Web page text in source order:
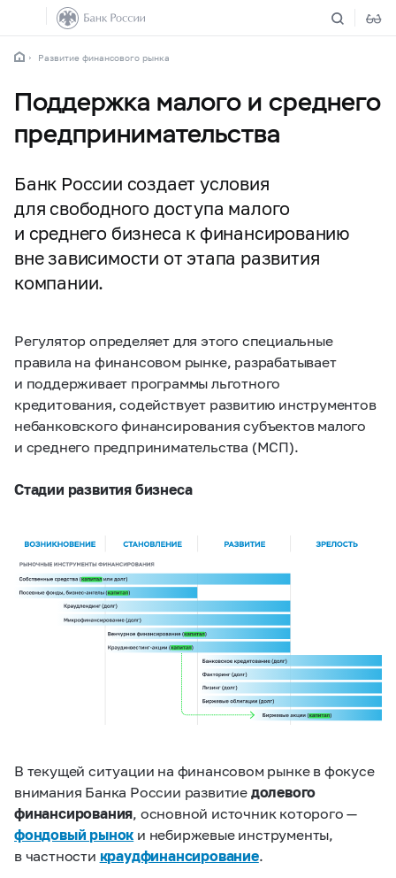
Развитие финансового рынка
Поддержка малого и среднего
предпринимательства
Банк России создает условия
для свободного доступа малого
и среднего бизнеса к финансированию
вне зависимости от этапа развития
компании.
Регулятор определяет для этого специальные
правила на финансовом рынке, разрабатывает
и поддерживает программы льготного
кредитования, содействует развитию инструментов
небанковского финансирования субъектов малого
и среднего предпринимательства (МСП).
Стадии развития бизнеса
В текущей ситуации на финансовом рынке в фокусе
внимания Банка России развитие долевого
финансирования , основной источник которого —
фондовый рынок и небиржевые инструменты,
в частности краудфинансирование.